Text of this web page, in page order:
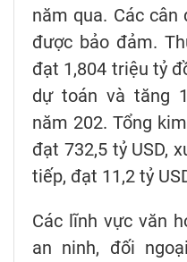
năm qua. Các
được bảo đảm.
đạt 1,804 triệu tỷ
dự toán và tăng
năm 202. Tổng
đạt 732,5 tỷ USD,
tiếp, đạt 11,2 tỷ
Các lĩnh vực văn
an ninh, đối